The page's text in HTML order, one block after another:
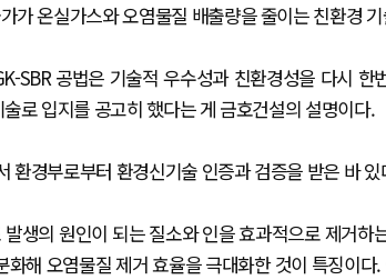
가 온실가스와 오염물질 배출량을 줄이는 친환경
SBR 공법은 기술적 우수성과 친환경성을 다시
로 입지를 공고히 했다는 게 금호건설의 설명이다.
환경부로부터 환경신기술 인증과 검증을 받은 바 있
생의 원인이 되는 질소와 인을 효과적으로 제거하
화해 오염물질 제거 효율을 극대화한 것이 특징이